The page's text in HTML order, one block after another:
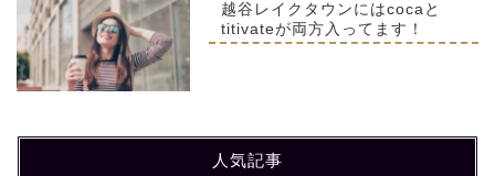
越谷レイクタウンにはcocaと
titivateが両方入ってます！
人気記事